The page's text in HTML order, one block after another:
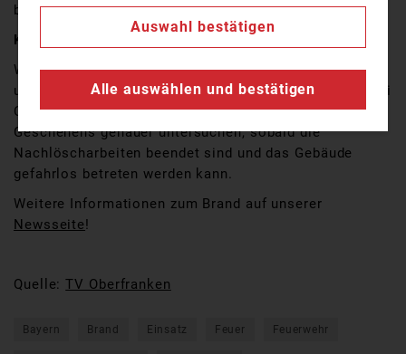
beobachtet.
Kriminalpolizei ermittelt zur Brandursache
Wie es zu dem Feuer kommen konnte, ist bislang noch
unklar. Die Ermittlungen wurden von der Kriminalpolizei
Coburg übernommen. Brandexperten sollen den Ort des
Geschehens genauer untersuchen, sobald die
Nachlöscharbeiten beendet sind und das Gebäude
gefahrlos betreten werden kann.
Weitere Informationen zum Brand auf unserer
Newsseite!
Quelle:TV Oberfranken
Bayern Brand Einsatz Feuer Feuerwehr
Auswahl bestätigen
Alle auswählen und bestätigen